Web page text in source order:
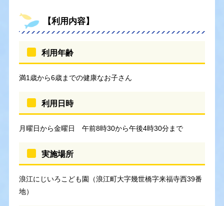
【利用内容】
利用年齢
満1歳から6歳までの健康なお子さん
利用日時
月曜日から金曜日 午前8時30から午後4時30分まで
実施場所
浪江にじいろこども園（浪江町大字幾世橋字来福寺西39番
地）